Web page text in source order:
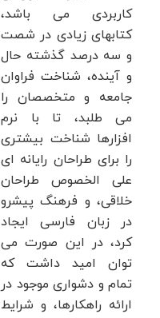
کاربردی می باشد،
کتابهای زیادی در شصت
و سه درصد گذشته حال
و آینده، شناخت فراوان
جامعه و متخصصان را
می طلبد، تا با نرم
افزارها شناخت بیشتری
را برای طراحان رایانه ای
علی الخصوص طراحان
خلاقی، و فرهنگ پیشرو
در زبان فارسی ایجاد
کرد، در این صورت می
توان امید داشت که
تمام و دشواری موجود در
ارائه راهکارها، و شرایط